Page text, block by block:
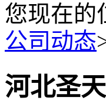
您现在的
公司动态
河北圣